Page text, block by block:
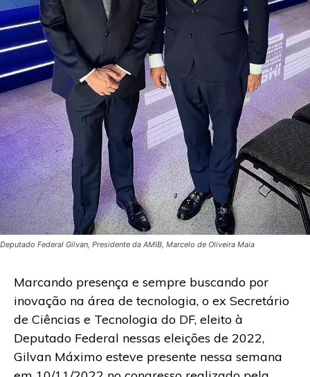
Deputado Federal Gilvan, Presidente da AMIB, Marcelo de Oliveira Maia
Marcando presença e sempre buscando por
inovação na área de tecnologia, o ex Secretário
de Ciências e Tecnologia do DF, eleito à
Deputado Federal nessas eleições de 2022,
Gilvan Máximo esteve presente nessa semana